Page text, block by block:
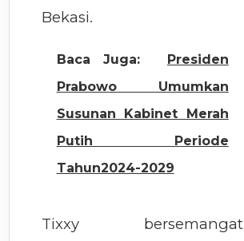
Bekasi.
Baca Juga:
Presiden
Prabowo Umumkan
Susunan Kabinet Merah
Putih Periode
Tahun2024-2029
Tixxy bersemangat